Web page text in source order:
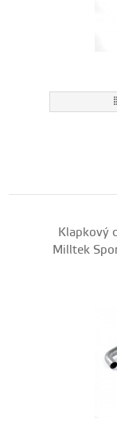
Klapkový
Milltek